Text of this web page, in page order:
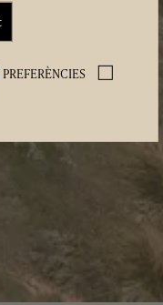
PREFERÈNCIES